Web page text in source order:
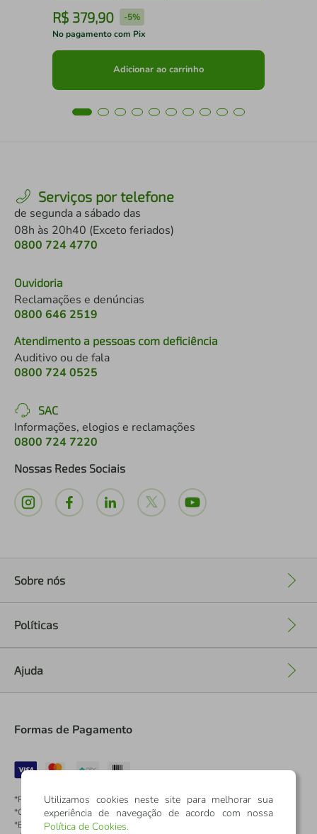
R$ 379,90 -5%
No pagamento com Pix
Adicionar ao carrinho
Serviços por telefone
de segunda a sábado das
08h às 20h40 (Exceto feriados)
0800 724 4770
Ouvidoria
Reclamações e denúncias
0800 646 2519
Atendimento a pessoas com deficiência
Auditivo ou de fala
0800 724 0525
SAC
Informações, elogios e reclamações
0800 724 7220
Nossas Redes Sociais
Sobre nós
Políticas
Ajuda
Formas de Pagamento
*Pontos dos Cartões Sicredi
*Cartões Sicredi
*Boleto exclusivo para associados PJ
Utilizamos cookies neste site para melhorar sua
experiência de navegação de acordo com nossa
Política de Cookies.